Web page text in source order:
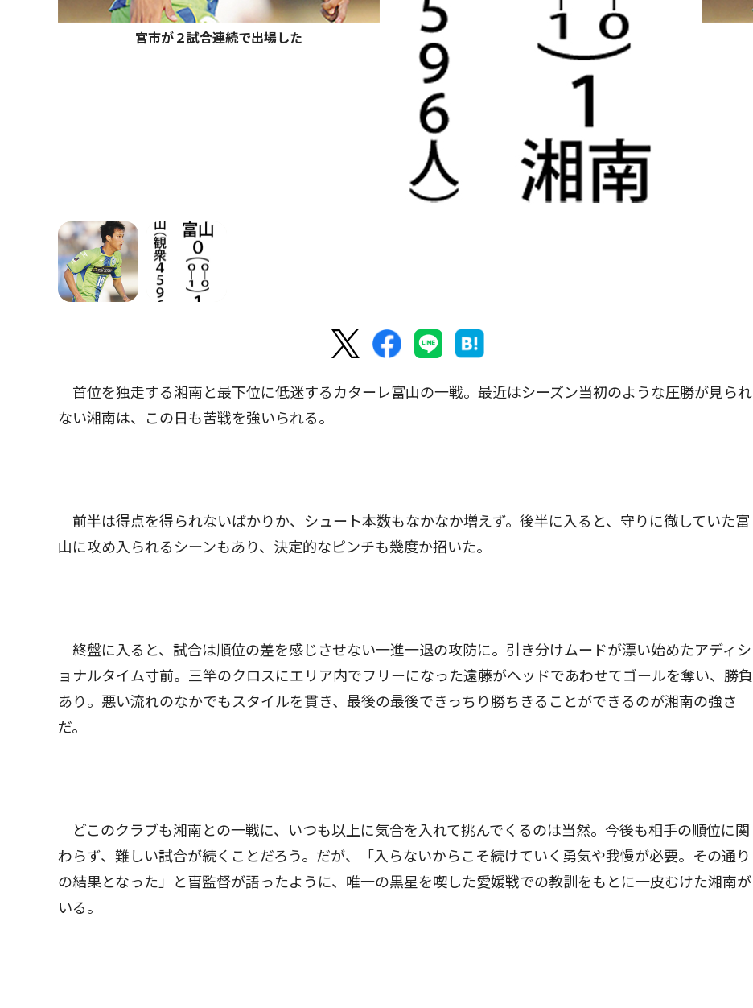
宮市が２試合連続で出場した
首位を独走する湘南と最下位に低迷するカターレ富山の一戦。最近はシーズン当初のような圧勝が見られ
ない湘南は、この日も苦戦を強いられる。
前半は得点を得られないばかりか、シュート本数もなかなか増えず。後半に入ると、守りに徹していた富
山に攻め入られるシーンもあり、決定的なピンチも幾度か招いた。
終盤に入ると、試合は順位の差を感じさせない一進一退の攻防に。引き分けムードが漂い始めたアディシ
ョナルタイム寸前。三竿のクロスにエリア内でフリーになった遠藤がヘッドであわせてゴールを奪い、勝負
あり。悪い流れのなかでもスタイルを貫き、最後の最後できっちり勝ちきることができるのが湘南の強さ
だ。
どこのクラブも湘南との一戦に、いつも以上に気合を入れて挑んでくるのは当然。今後も相手の順位に関
わらず、難しい試合が続くことだろう。だが、「入らないからこそ続けていく勇気や我慢が必要。その通り
の結果となった」と曺監督が語ったように、唯一の黒星を喫した愛媛戦での教訓をもとに一皮むけた湘南が
いる。